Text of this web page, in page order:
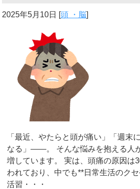
2025年5月10日 [頭 ・脳]
「最近、やたらと頭が痛い」「週末
なる」――。 そんな悩みを抱える人
増しています。 実は、頭痛の原因は
われており、中でも**日常生活のク
活習・・・